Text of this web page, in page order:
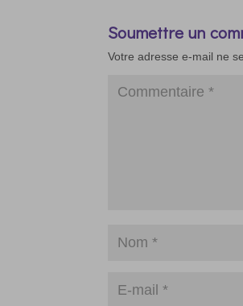
Soumettre un
Votre adresse e-mail ne